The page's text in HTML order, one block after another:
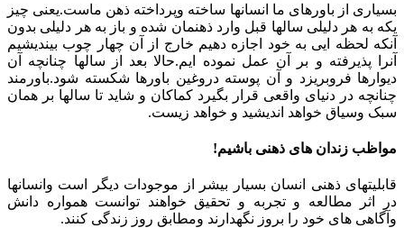
از باورهای ما انسانها ساخته وپرداخته ذهن ماست.یعنی چیز
به هر دلیلی سالها قبل وارد ذهنمان شده و باز به هر دلیلی بدون
لحظه ایی به خود اجازه دهیم خارج از آن چهار چوب بیندیشیم
پذیرفته و بر آن عمل نموده ایم.حالا بعد از سالها چنانچه آن
فروبریزد و آن پوسته دروغین باورها شکسته شود.باورمند
در دنیای واقعی قرار بگیرد کماکان و شاید تا سالها بر همان
وسیاق خواهد اندیشید و خواهد زیست.
زندان های ذهنی باشیم!
ذهنی انسان بسیار بیشر از موجودات دیگر است وانسانها
اثر مطالعه و تجربه و تحقیق خواهند توانست همواره دانش
های خود را بروز نگهدارند ومطابق روز زندگی کنند.